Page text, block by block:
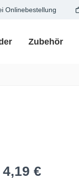
Onlinebestellung
Zubehör
Regulärer Preis:
4,19 €